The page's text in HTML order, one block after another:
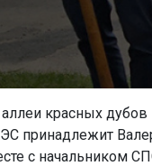
красных дубов
принадлежит
с начальником